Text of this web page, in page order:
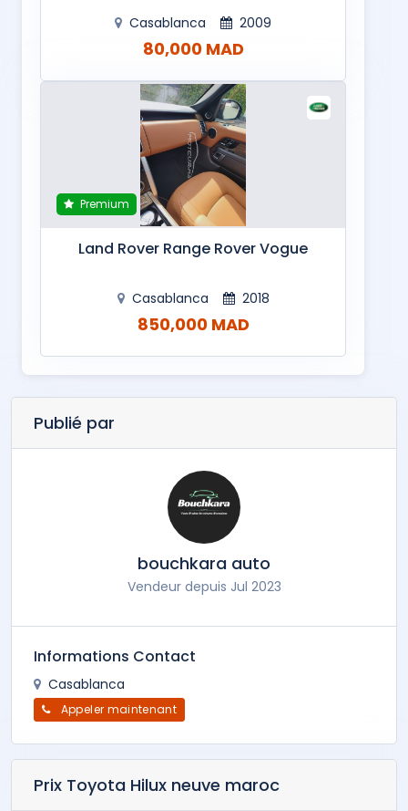
Casablanca 2009
80,000 MAD
Premium
Land Rover Range Rover Vogue
Casablanca 2018
850,000 MAD
Publié par
bouchkara auto
Vendeur depuis Jul 2023
Informations Contact
Casablanca
Appeler maintenant
Prix Toyota Hilux neuve maroc